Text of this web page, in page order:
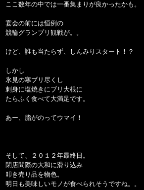
ここ数年の中では一番集まりが良かったかも。
宴会の前には恒例の
競輪グランプリ観戦が。。
けど、誰も当たらず、しんみりスタート！？
しかし
氷見の寒ブリ尽くし
刺身に塩焼きにブリ大根に
たらふく食べて大満足です。
あー、脂がのってウマイ！
そして、２０１２年最終日。
閉店間際の大和に滑り込み
叩き売り品を物色。
明日も美味しいモノが食べられそうですね。。